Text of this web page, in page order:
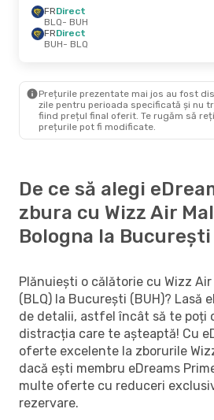
FRDirect
BLQ- BUH
FRDirect
BUH- BLQ
Prețurile prezentate mai jos au fost
zile pentru perioada specificată și nu
fiind prețul final oferit. Te rugăm să
prețurile pot fi modificate.
De ce să alegi
zbura cu Wizz Air
Bologna la București
Plănuiești o călătorie cu Wizz
(BLQ) la București (BUH)? Lasă
de detalii, astfel încât să te poți
distracția care te așteaptă! Cu
oferte excelente la zborurile
dacă ești membru eDreams
multe oferte cu reduceri
rezervare.